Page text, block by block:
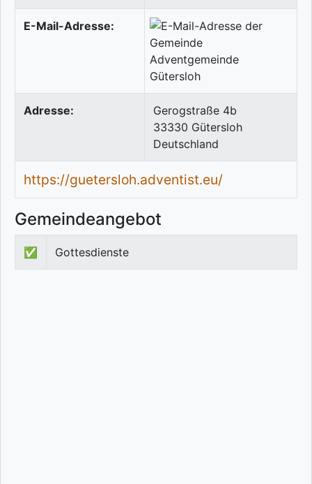
E-Mail-Adresse:
Adresse:
Gerogstraße 4b
33330 Gütersloh
Deutschland
https://guetersloh.adventist.eu/
Gemeindeangebot
✅ Gottesdienste